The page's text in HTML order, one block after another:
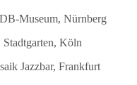
Museum, Nürnberg
Köln
Jazzbar, Frankfurt